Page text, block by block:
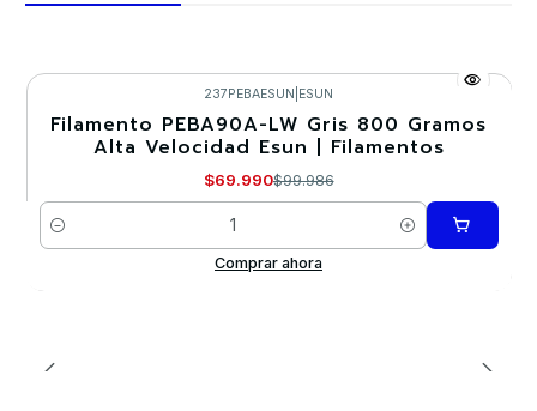
-30%
237PEBAESUN ESUN
Filamento PEBA90A-LW Gris 800 Gramos
Alta Velocidad Esun | Filamentos
$69.990$99.986
Cantidad
Comprar ahora